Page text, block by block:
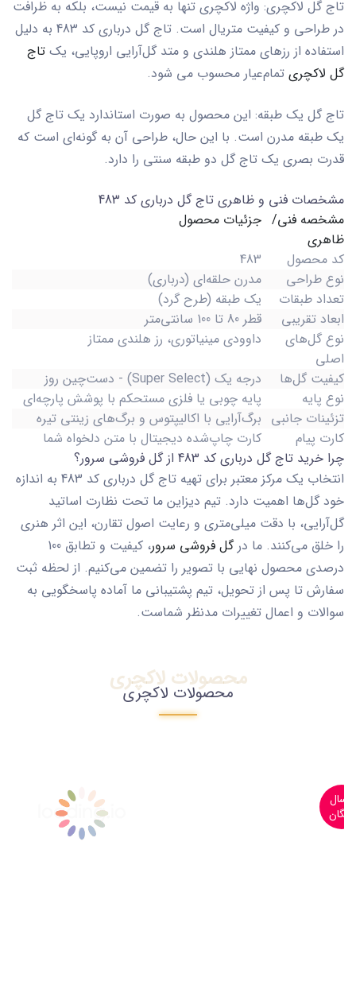
تاج گل لاکچری: واژه لاکچری تنها به قیمت نیست، بلکه به ظرافت
در طراحی و کیفیت متریال است. تاج گل درباری کد 483
به دلیل
استفاده از رزهای ممتاز هلندی و متد گل‌آرایی اروپایی، یک تاج
گل لاکچری تمام‌عیار محسوب می شود.
تاج گل یک طبقه: این محصول به صورت استاندارد یک تاج گل
یک طبقه مدرن است. با این حال، طراحی آن به گونه‌ای است که
قدرت بصری یک تاج گل دو طبقه سنتی را دارد.
مشخصات فنی و ظاهری تاج گل درباری کد 483
مشخصه فنی/
ظاهری
جزئیات محصول
کد محصول
483
نوع طراحی
مدرن حلقه‌ای (درباری)
تعداد طبقات
یک طبقه (طرح گرد)
ابعاد تقریبی
قطر 80 تا 100 سانتی‌متر
نوع گل‌های
اصلی
داوودی مینیاتوری، رز هلندی ممتاز
کیفیت گل‌ها
درجه یک (Super Select) - دست‌چین روز
نوع پایه
پایه چوبی یا فلزی مستحکم با پوشش پارچه‌ای
تزئینات جانبی برگ‌آرایی با اکالیپتوس و برگ‌های زینتی تیره
کارت پیام
کارت چاپ‌شده دیجیتال با متن دلخواه شما
چرا خرید تاج گل درباری کد 483 از گل فروشی سرور؟
انتخاب یک مرکز معتبر برای تهیه تاج گل درباری کد 483
به اندازه
خود گل‌ها اهمیت دارد. تیم دیزاین ما تحت نظارت اساتید
گل‌آرایی، با دقت میلی‌متری و رعایت اصول تقارن، این اثر هنری
را خلق می‌کنند. ما درگل فروشی سرور
، کیفیت و تطابق 100
درصدی محصول نهایی با تصویر را تضمین می‌کنیم. از لحظه ثبت
سفارش تا پس از تحویل، تیم پشتیبانی ما آماده پاسخگویی به
سوالات و اعمال تغییرات مدنظر شماست.
محصولات لاکچری
محصولات لاکچری
ارسال
رایگان